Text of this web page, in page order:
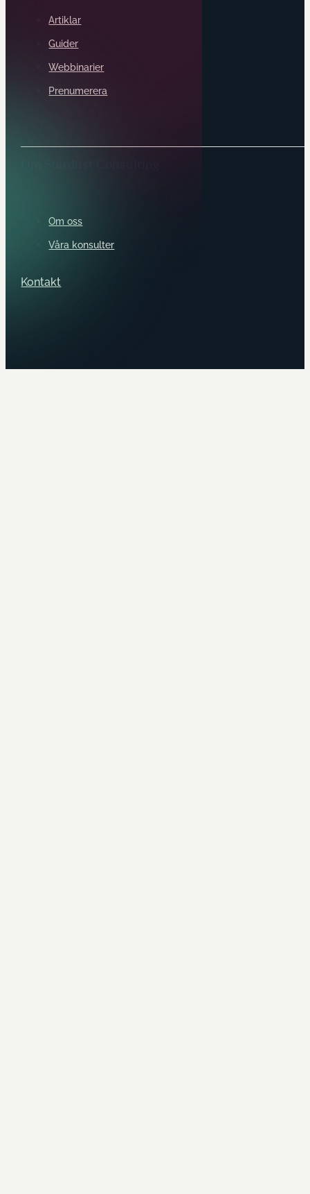
Artiklar
Guider
Webbinarier
Prenumerera
Om oss
Våra konsulter
Kontakt